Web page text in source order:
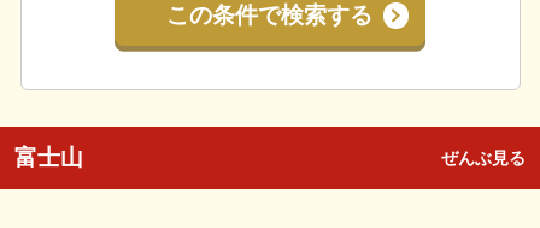
この条件で検索する
富士山 ぜんぶ見る